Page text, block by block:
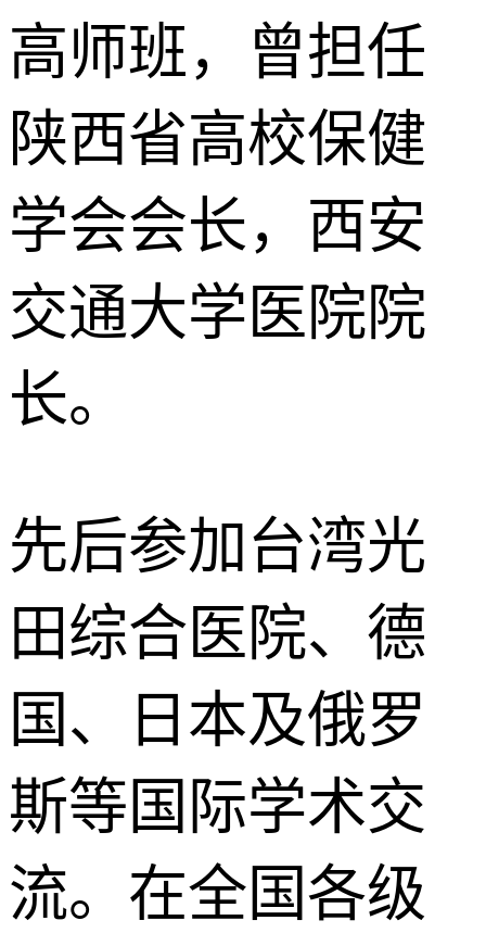
高师班，曾担任
陕西省高校保健
学会会长，西安
交通大学医院院
长。
先后参加台湾光
田综合医院、德
国、日本及俄罗
斯等国际学术交
流。在全国各级